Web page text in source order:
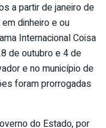
a partir de janeiro de
dinheiro e ou
Internacional Coisa
de outubro e 4 de
e no município de
foram prorrogadas
do Estado, por